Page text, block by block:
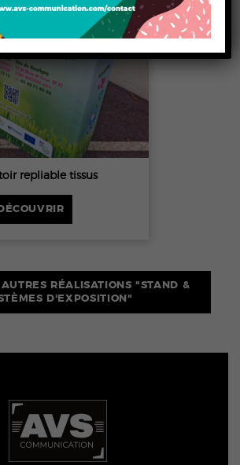
repliable tissus
DÉCOUVRIR
RÉALISATIONS "STAND &
D'EXPOSITION "